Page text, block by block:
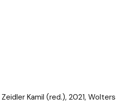
Kamil (red.), 2021, Wolters